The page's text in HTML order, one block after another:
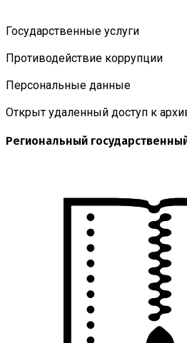
Государственные услуги
Противодействие коррупции
Персональные данные
Открыт удаленный доступ к
Региональный